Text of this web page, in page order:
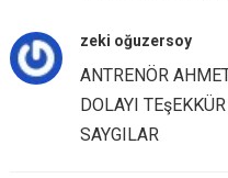
zeki oğuzersoy
ANTRENÖR
DOLAYI
SAYGILAR